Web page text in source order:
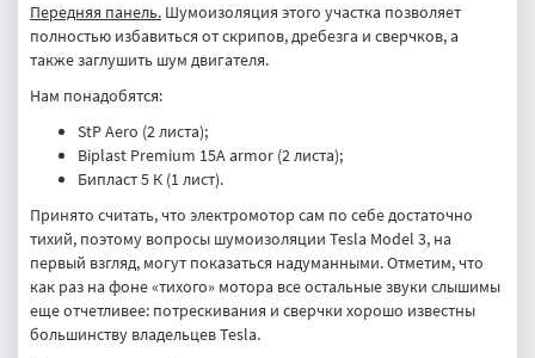
Передняя панель. Шумоизоляция этого участка позволяет
полностью избавиться от скрипов, дребезга и сверчков, а
также заглушить шум двигателя.
Нам понадобятся:
StP Aero (2 листа);
Biplast Premium 15A armor (2 листа);
Бипласт 5 К (1 лист).
Принято считать, что электромотор сам по себе достаточно
тихий, поэтому вопросы шумоизоляции Tesla Model 3, на
первый взгляд, могут показаться надуманными. Отметим, что
как раз на фоне «тихого» мотора все остальные звуки слышимы
еще отчетливее: потрескивания и сверчки хорошо известны
большинству владельцев Tesla.